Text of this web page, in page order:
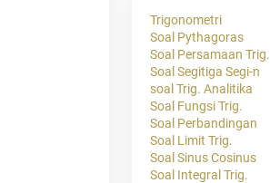
Trigonometri
Soal Pythagoras
Soal Persamaan Trig.
Soal Segitiga Segi-n
soal Trig. Analitika
Soal Fungsi Trig.
Soal Perbandingan
Soal Limit Trig.
Soal Sinus Cosinus
Soal Integral Trig.